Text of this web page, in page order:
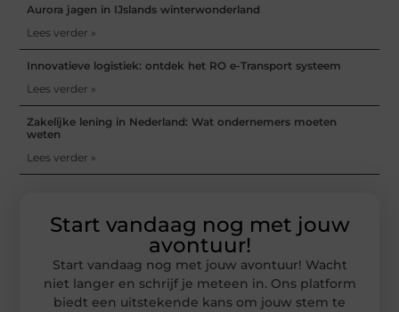
Aurora jagen in IJslands winterwonderland
Lees verder »
Innovatieve logistiek: ontdek het RO e-Transport systeem
Lees verder »
Zakelijke lening in Nederland: Wat ondernemers moeten
weten
Lees verder »
Start vandaag nog met jouw
avontuur!
Start vandaag nog met jouw avontuur! Wacht
niet langer en schrijf je meteen in. Ons platform
biedt een uitstekende kans om jouw stem te